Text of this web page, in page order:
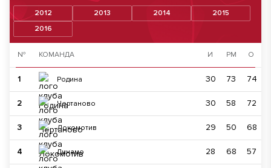
2012 2013 2014
2015
2016
№ КОМАНДА И РМ О
1 Родина 30 73 74
2 Чертаново 30 58 72
3 Локомотив 29 50 68
4 Динамо 28 68 57